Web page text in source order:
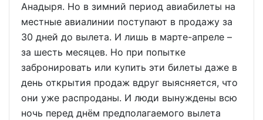
Анадыря. Но в зимний период авиабилеты на
местные авиалинии поступают в продажу за
30 дней до вылета. И лишь в марте-апреле –
за шесть месяцев. Но при попытке
забронировать или купить эти билеты даже в
день открытия продаж вдруг выясняется, что
они уже распроданы. И люди вынуждены всю
ночь перед днём предполагаемого вылета